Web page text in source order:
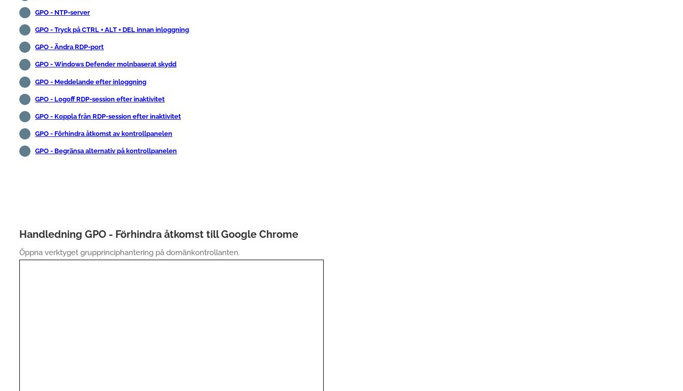
GPO - NTP-server
GPO - Tryck på CTRL + ALT + DEL innan inloggning
GPO - Ändra RDP-port
GPO - Windows Defender molnbaserat skydd
GPO - Meddelande efter inloggning
GPO - Logoff RDP-session efter inaktivitet
GPO - Koppla från RDP-session efter inaktivitet
GPO - Förhindra åtkomst av kontrollpanelen
GPO - Begränsa alternativ på kontrollpanelen
Handledning GPO - Förhindra åtkomst till Google Chrome
Öppna verktyget grupprinciphantering på domänkontrollanten.